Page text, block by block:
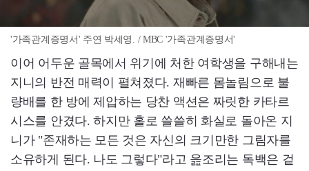
'가족관계증명서' 주연 박세영. / MBC '가족관계증명서'
이어 어두운 골목에서 위기에 처한 여학생을 구해내는
지니의 반전 매력이 펼쳐졌다. 재빠른 몸놀림으로 불
량배를 한 방에 제압하는 당찬 액션은 짜릿한 카타르
시스를 안겼다. 하지만 홀로 쓸쓸히 화실로 돌아온 지
니가 "존재하는 모든 것은 자신의 크기만한 그림자를
소유하게 된다. 나도 그렇다"라고 읊조리는 독백은 겉